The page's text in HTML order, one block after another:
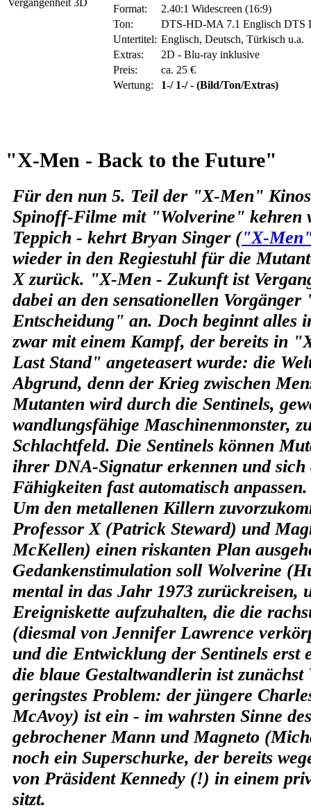
Format:
2.40:1 Widescreen (16:9)
Ton:
DTS-HD-MA 7.1 Englisch DTS
Untertitel: Englisch, Deutsch, Türkisch u.a.
Extras:
2D - Blu-ray inklusive
Preis:
ca. 25 €
Wertung:
1-/ 1-/ - (Bild/Ton/Extras)
"X-Men - Back to the Future"
Für den nun 5. Teil der "X-Men"
Spinoff-Filme mit "Wolverine" kehren
Teppich - kehrt Bryan Singer ("X-
wieder in den Regiestuhl für die
X zurück. "X-Men - Zukunft ist
dabei an den sensationellen
Entscheidung" an. Doch beginnt alles
zwar mit einem Kampf, der bereits in
Last Stand" angeteasert wurde: die
Abgrund, denn der Krieg zwischen
Mutanten wird durch die Sentinels,
wandlungsfähige Maschinenmonster,
Schlachtfeld. Die Sentinels können
ihrer DNA-Signatur erkennen und sich
Fähigkeiten fast automatisch anpassen.
Um den metallenen Killern
Professor X (Patrick Steward) und
McKellen) einen riskanten Plan
Gedankenstimulation soll Wolverine
mental in das Jahr 1973 zurückreisen,
Ereigniskette aufzuhalten, die die
(diesmal von Jennifer Lawrence
und die Entwicklung der Sentinels erst
die blaue Gestaltwandlerin ist zunächst
geringstes Problem: der jüngere
McAvoy) ist ein - im wahrsten Sinne
gebrochener Mann und Magneto
noch ein Superschurke, der bereits
von Präsident Kennedy (!) in einem
sitzt.